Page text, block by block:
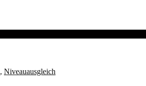
, Niveauausgleich